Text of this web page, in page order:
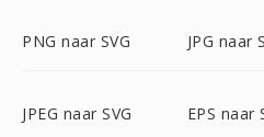
PNG naar SVG JPG naar
JPEG naar SVG EPS naar